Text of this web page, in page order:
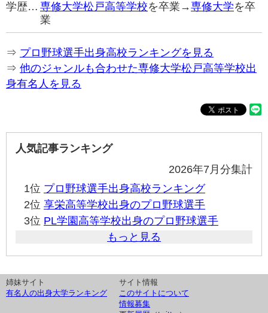
学歴… 専修大学松戸高等学校を卒業→専修大学を卒
業
⇒ プロ野球選手出身高校ランキングを見る
⇒ 他のジャンルも合わせた専修大学松戸高等学校出
身有名人を見る
人気記事ランキング
2026年7月分集計
1位 プロ野球選手出身高校ランキング
2位 享栄高等学校出身のプロ野球選手
3位 PL学園高等学校出身のプロ野球選手
もっと見る
姉妹サイト
有名人の出身大学ランキング
サイト情報
このサイトについて
情報募集